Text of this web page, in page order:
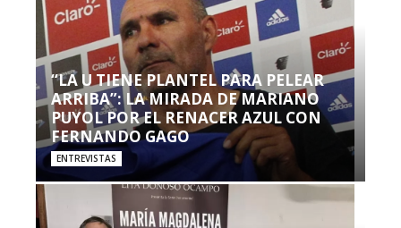
“LA U TIENE PLANTEL PARA PELEAR
ARRIBA”: LA MIRADA DE MARIANO
PUYOL POR EL RENACER AZUL CON
FERNANDO GAGO
ENTREVISTAS